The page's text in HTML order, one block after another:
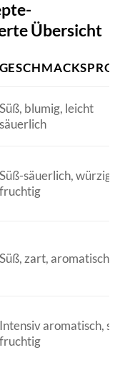
Übersicht
Süß, blumig, leicht
säuerlich
Süß-säuerlich, würzig,
fruchtig
Süß, zart, aromatisch
Intensiv aromatisch,
fruchtig